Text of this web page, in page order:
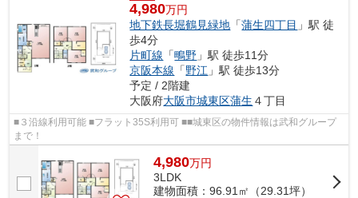
4,980万円
地下鉄長堀鶴見緑地 「蒲生四丁目 」駅 徒
歩4分
片町線 「鴫野 」駅 徒歩11分
京阪本線 「野江 」駅 徒歩13分
予定 / 2階建
大阪府大阪市城東区蒲生 ４丁目
■３沿線利用可能 ■フラット35S利用可 ■■城東区の物件情報は武和グループ
まで！
4,980万円
3LDK
建物面積：96.91㎡（29.31坪）